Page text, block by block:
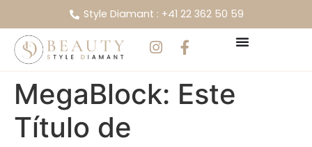
Style Diamant : +41 22 362 50 59
MegaBlock: Este
Título de